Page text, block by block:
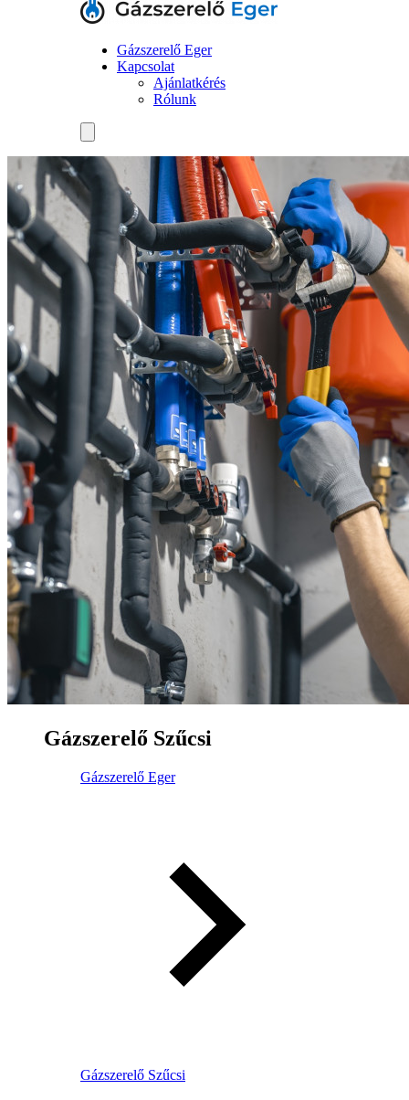
Gázszerelő Eger
Kapcsolat
Ajánlatkérés
Rólunk
Gázszerelő Szűcsi
Gázszerelő Eger
Gázszerelő Szűcsi